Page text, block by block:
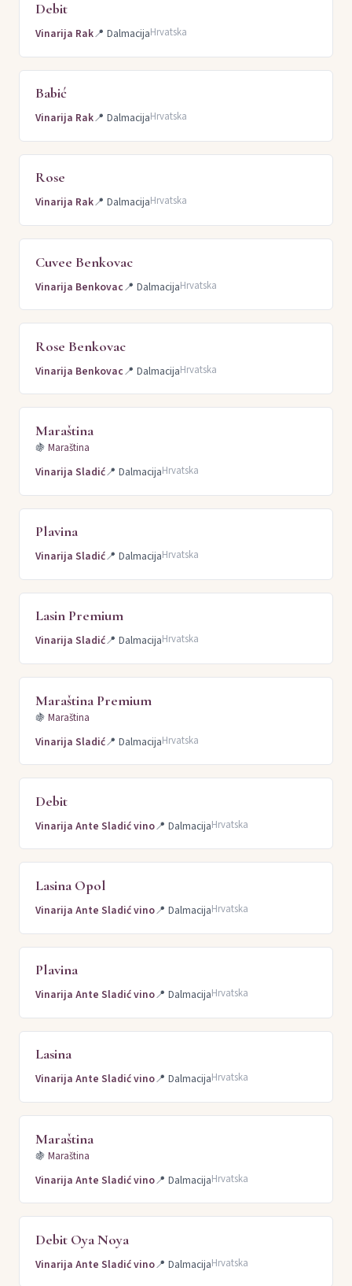
Debit
Vinarija Rak📍 DalmacijaHrvatska
Babić
Vinarija Rak📍 DalmacijaHrvatska
Rose
Vinarija Rak📍 DalmacijaHrvatska
Cuvee Benkovac
Vinarija Benkovac📍 DalmacijaHrvatska
Rose Benkovac
Vinarija Benkovac📍 DalmacijaHrvatska
Maraština
🍇 Maraština
Vinarija Sladić📍 DalmacijaHrvatska
Plavina
Vinarija Sladić📍 DalmacijaHrvatska
Lasin Premium
Vinarija Sladić📍 DalmacijaHrvatska
Maraština Premium
🍇 Maraština
Vinarija Sladić📍 DalmacijaHrvatska
Debit
Vinarija Ante Sladić vino📍 DalmacijaHrvatska
Lasina Opol
Vinarija Ante Sladić vino📍 DalmacijaHrvatska
Plavina
Vinarija Ante Sladić vino📍 DalmacijaHrvatska
Lasina
Vinarija Ante Sladić vino📍 DalmacijaHrvatska
Maraština
🍇 Maraština
Vinarija Ante Sladić vino📍 DalmacijaHrvatska
Debit Oya Noya
Vinarija Ante Sladić vino📍 DalmacijaHrvatska